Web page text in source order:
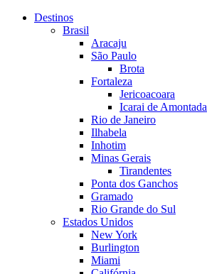
Destinos
Brasil
Aracaju
São Paulo
Brota
Fortaleza
Jericoacoara
Icarai de Amontada
Rio de Janeiro
Ilhabela
Inhotim
Minas Gerais
Tirandentes
Ponta dos Ganchos
Gramado
Rio Grande do Sul
Estados Unidos
New York
Burlington
Miami